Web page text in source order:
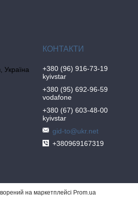
Україна
+380 (96) 916-73-19
kyivstar
+380 (95) 692-96-59
vodafone
+380 (67) 603-48-00
kyivstar
gid-to@ukr.net
+380969167319
на маркетплейсі Prom.ua